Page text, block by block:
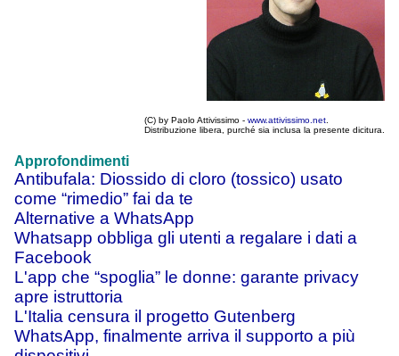
(C) by Paolo Attivissimo - www.attivissimo.net.
Distribuzione libera, purché sia inclusa la presente dicitura.
Approfondimenti
Antibufala: Diossido di cloro (tossico) usato
come “rimedio” fai da te
Alternative a WhatsApp
Whatsapp obbliga gli utenti a regalare i dati a
Facebook
L'app che “spoglia” le donne: garante privacy
apre istruttoria
L'Italia censura il progetto Gutenberg
WhatsApp, finalmente arriva il supporto a più